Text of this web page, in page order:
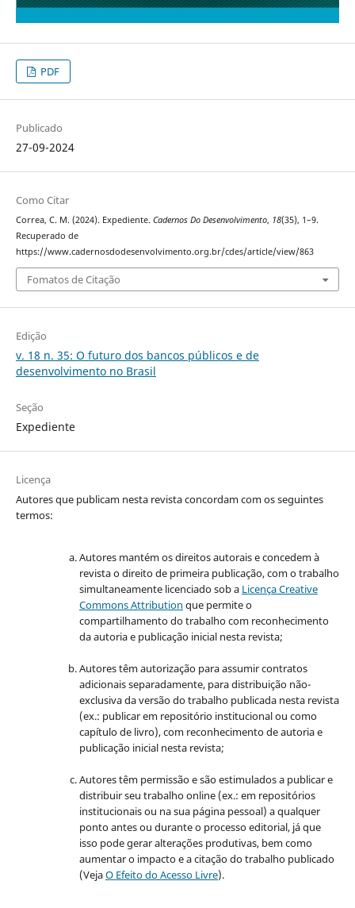
PDF
Publicado
27-09-2024
Como Citar
Correa, C. M. (2024). Expediente. Cadernos Do Desenvolvimento, 18(35), 1–9.
Recuperado de
https://www.cadernosdodesenvolvimento.org.br/cdes/article/view/863
Fomatos de Citação
Edição
v. 18 n. 35: O futuro dos bancos públicos e de
desenvolvimento no Brasil
Seção
Expediente
Licença
Autores que publicam nesta revista concordam com os seguintes
termos:
Autores mantém os direitos autorais e concedem à
revista o direito de primeira publicação, com o trabalho
simultaneamente licenciado sob a Licença Creative
Commons Attribution que permite o
compartilhamento do trabalho com reconhecimento
da autoria e publicação inicial nesta revista;
Autores têm autorização para assumir contratos
adicionais separadamente, para distribuição não-
exclusiva da versão do trabalho publicada nesta revista
(ex.: publicar em repositório institucional ou como
capítulo de livro), com reconhecimento de autoria e
publicação inicial nesta revista;
Autores têm permissão e são estimulados a publicar e
distribuir seu trabalho online (ex.: em repositórios
institucionais ou na sua página pessoal) a qualquer
ponto antes ou durante o processo editorial, já que
isso pode gerar alterações produtivas, bem como
aumentar o impacto e a citação do trabalho publicado
(VejaO Efeito do Acesso Livre).